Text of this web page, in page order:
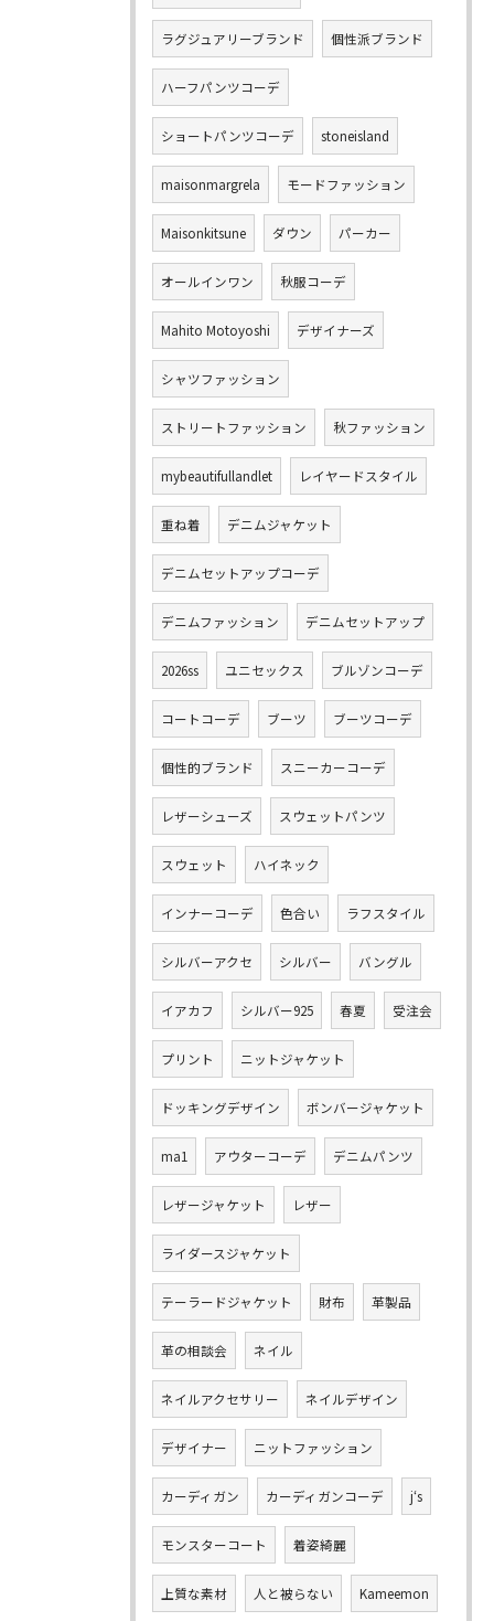
ラグジュアリーブランド 個性派ブランド
ハーフパンツコーデ
ショートパンツコーデ stoneisland
maisonmargrela モードファッション
Maisonkitsune ダウン パーカー
オールインワン 秋服コーデ
Mahito Motoyoshi デザイナーズ
シャツファッション
ストリートファッション 秋ファッション
mybeautifullandlet レイヤードスタイル
重ね着 デニムジャケット
デニムセットアップコーデ
デニムファッション デニムセットアップ
2026ss ユニセックス ブルゾンコーデ
コートコーデ ブーツ ブーツコーデ
個性的ブランド スニーカーコーデ
レザーシューズ スウェットパンツ
スウェット ハイネック
インナーコーデ 色合い ラフスタイル
シルバーアクセ シルバー バングル
イアカフ シルバー925 春夏 受注会
プリント ニットジャケット
ドッキングデザイン ボンバージャケット
ma1 アウターコーデ デニムパンツ
レザージャケット レザー
ライダースジャケット
テーラードジャケット 財布 革製品
革の相談会 ネイル
ネイルアクセサリー ネイルデザイン
デザイナー ニットファッション
カーディガン カーディガンコーデ j‘s
モンスターコート 着姿綺麗
上質な素材 人と被らない Kameemon